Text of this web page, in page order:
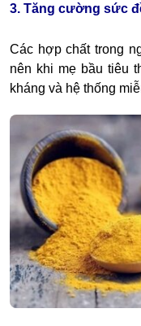
3. Tăng cường sức
Các hợp chất trong
nên khi mẹ bầu tiêu
kháng và hệ thống